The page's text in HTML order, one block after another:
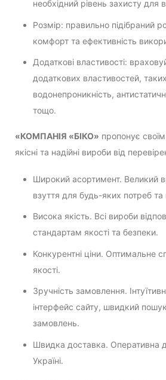
необхідний рівень захисту
Розмір: правильно підібраний
комфорт та ефективність
Додаткові властивості:
додаткових властивостей,
водонепроникність,
тощо.
«КОМПАНІЯ «БІКО» пропонує
якісні та надійні вироби від
Широкий асортимент. Великий
взуття для будь-яких потреб та
Висока якість. Всі вироби
стандартам якості та безпеки.
Конкурентні ціни. Оптимальне
якості.
Зручність замовлення.
інтерфейс сайту, швидкий
замовлень.
Швидка доставка. Оперативна
Україні.